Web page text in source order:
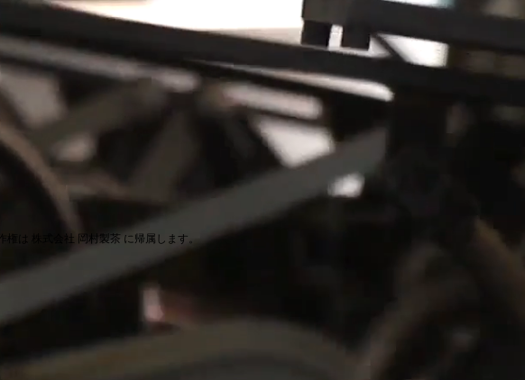
は 株式会社 岡村製茶 に帰属します。